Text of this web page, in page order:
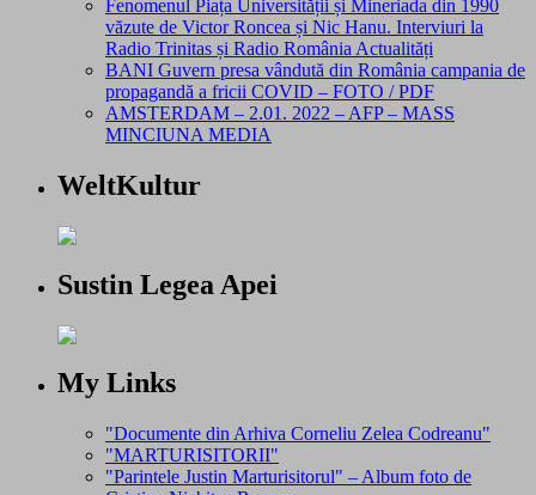
Fenomenul Piața Universității și Mineriada din 1990
văzute de Victor Roncea și Nic Hanu. Interviuri la
Radio Trinitas și Radio România Actualități
BANI Guvern presa vândută din România campania de
propagandă a fricii COVID – FOTO / PDF
AMSTERDAM – 2.01. 2022 – AFP – MASS
MINCIUNA MEDIA
WeltKultur
Sustin Legea Apei
My Links
"Documente din Arhiva Corneliu Zelea Codreanu"
"MARTURISITORII"
"Parintele Justin Marturisitorul" – Album foto de